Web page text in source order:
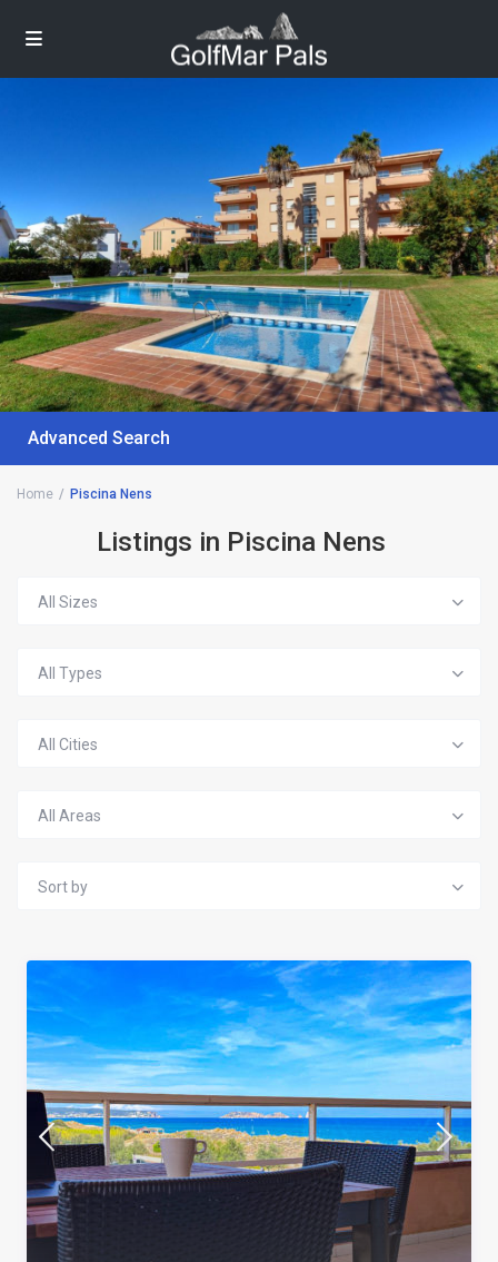
Advanced Search
Home Piscina Nens
Listings in Piscina Nens
All Sizes
All Types
All Cities
All Areas
Sort by